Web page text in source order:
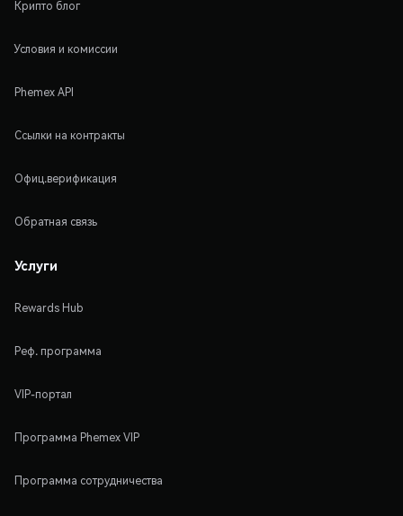
Крипто блог
Условия и комиссии
Phemex API
Ссылки на контракты
Офиц.верификация
Обратная связь
Услуги
Rewards Hub
Реф. программа
VIP-портал
Программа Phemex VIP
Программа сотрудничества